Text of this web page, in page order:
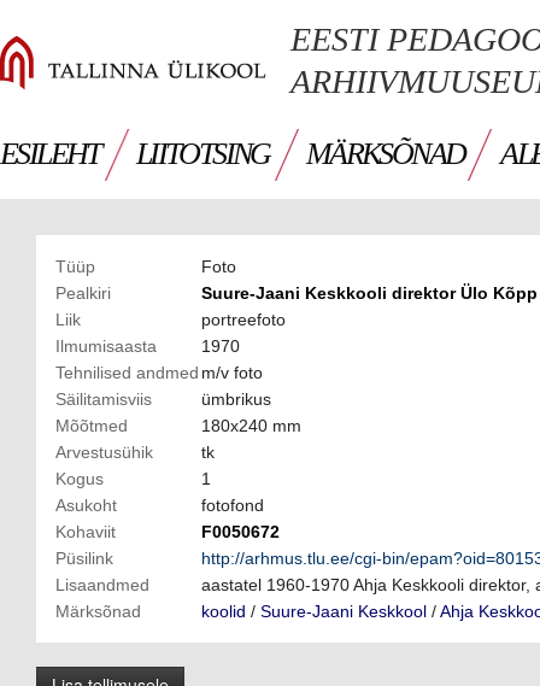
EESTI
ESILEHT LIITOTSING MÄRKSÕNAD
Tüüp
Foto
Pealkiri
Suure-Jaani Keskkooli direktor Ülo Kõpp
Liik
portreefoto
Ilmumisaasta
1970
Tehnilised andmed m/v foto
Säilitamisviis
ümbrikus
Mõõtmed
180x240 mm
Arvestusühik
tk
Kogus
1
Asukoht
fotofond
Kohaviit
F0050672
Püsilink
http://arhmus.tlu.ee/cgi-bin/
Lisaandmed
aastatel 1960-1970 Ahja Keskkooli
Märksõnad
koolid / Suure-Jaani Keskkool /Ahja